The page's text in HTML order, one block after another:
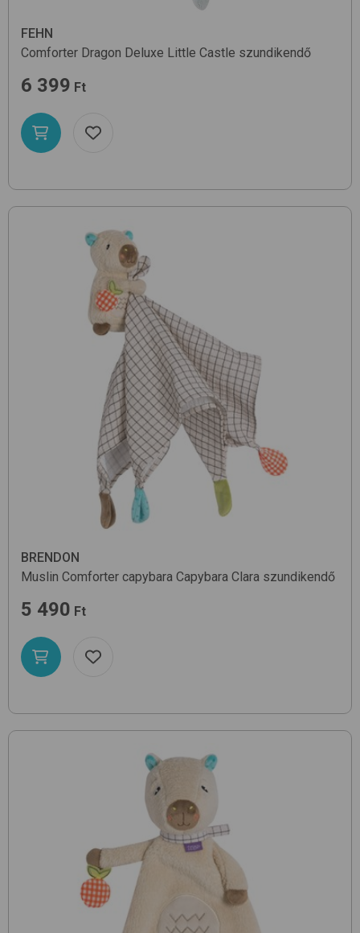
FEHN
Comforter Dragon Deluxe Little Castle szundikendő
6 399 Ft
BRENDON
Muslin Comforter capybara Capybara Clara szundikendő
5 490 Ft